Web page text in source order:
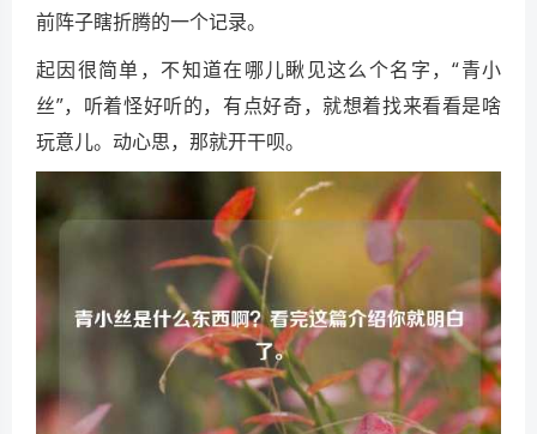
前阵子瞎折腾的一个记录。
起因很简单，不知道在哪儿瞅见这么个名字，“青小
丝”，听着怪好听的，有点好奇，就想着找来看看是啥
玩意儿。动心思，那就开干呗。